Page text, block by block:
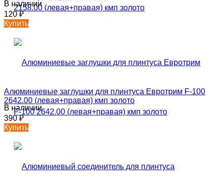
В наличии
120₽
Купить
Алюминиевые заглушки для плинтуса Евротрим F-100
2642.00 (левая+правая) кмп золото
В наличии
390₽
Купить